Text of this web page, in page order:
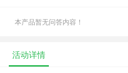
本产品暂无问答内容！
活动详情